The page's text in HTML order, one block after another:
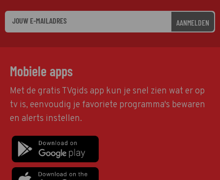
AANMELDEN
Mobiele apps
Met de gratis TVgids app kun je snel zien wat er op
tv is, eenvoudig je favoriete programma's bewaren
en alerts instellen.